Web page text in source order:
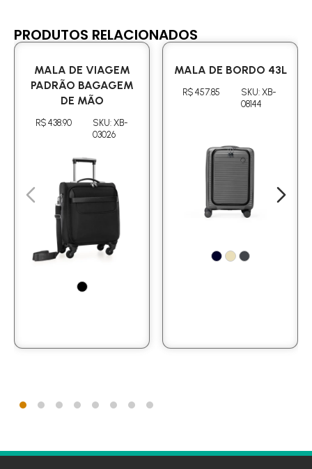
PRODUTOS RELACIONADOS
MALA DE VIAGEM
PADRÃO BAGAGEM
DE MÃO
R$ 438.90
SKU: XB-
03026
MALA DE BORDO 43L
R$ 457.85
SKU: XB-
08144